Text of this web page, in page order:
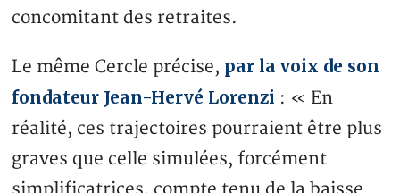
concomitant des retraites.
Le même Cercle précise, par la voix de son
fondateur Jean-Hervé Lorenzi : « En
réalité, ces trajectoires pourraient être plus
graves que celle simulées, forcément